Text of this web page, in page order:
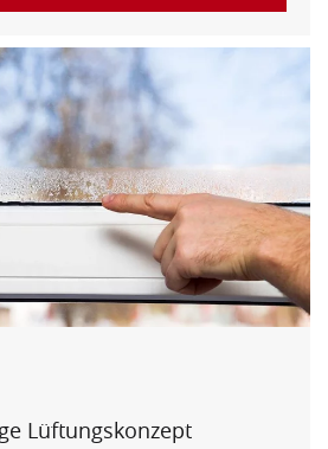
Lüftungskonzept